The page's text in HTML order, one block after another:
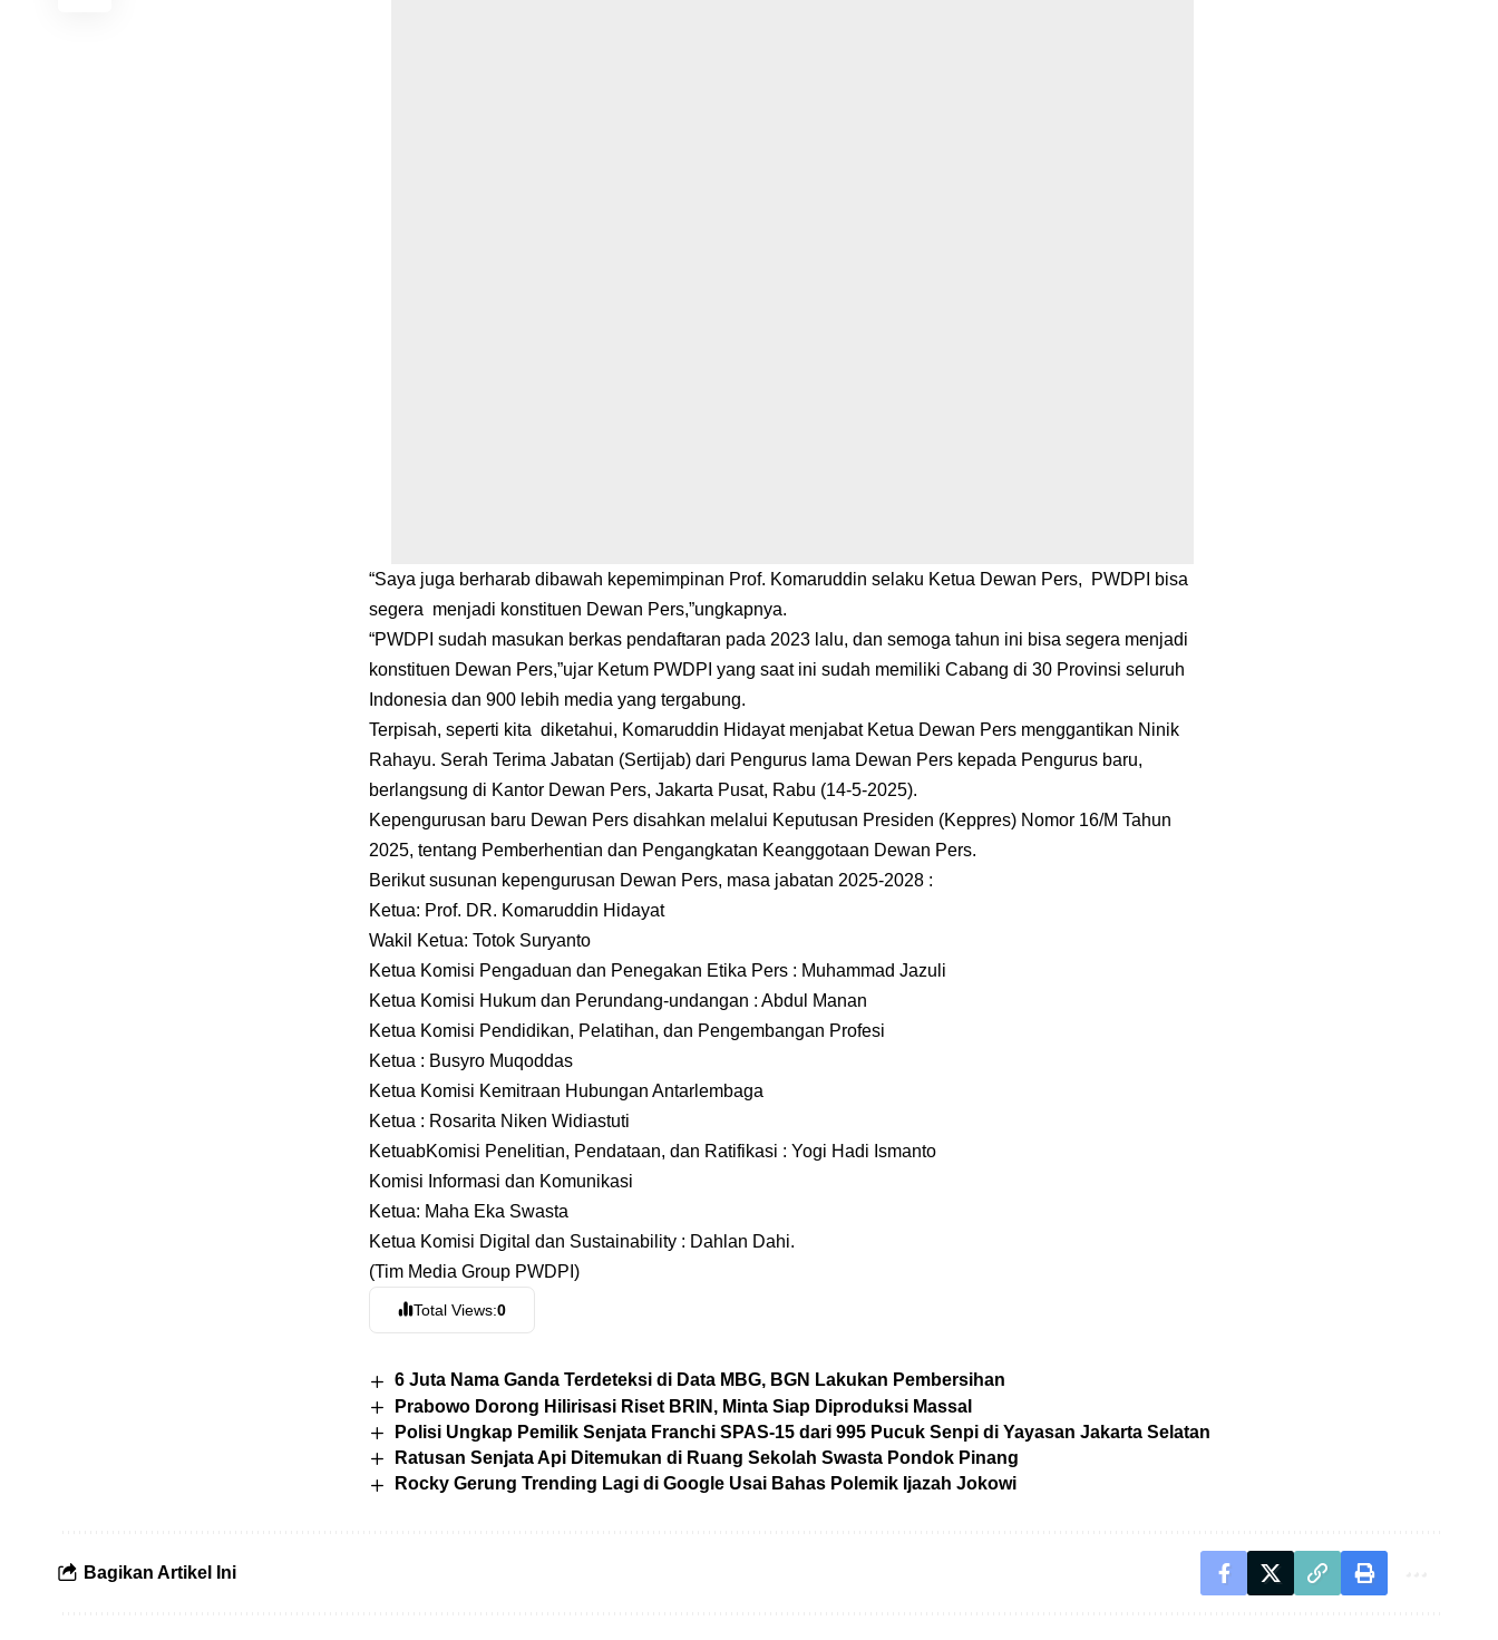
“Saya juga berharab dibawah kepemimpinan Prof. Komaruddin selaku Ketua Dewan Pers, PWDPI bisa
segera menjadi konstituen Dewan Pers,”ungkapnya.
“PWDPI sudah masukan berkas pendaftaran pada 2023 lalu, dan semoga tahun ini bisa segera menjadi
konstituen Dewan Pers,”ujar Ketum PWDPI yang saat ini sudah memiliki Cabang di 30 Provinsi seluruh
Indonesia dan 900 lebih media yang tergabung.
Terpisah, seperti kita diketahui, Komaruddin Hidayat menjabat Ketua Dewan Pers menggantikan Ninik
Rahayu. Serah Terima Jabatan (Sertijab) dari Pengurus lama Dewan Pers kepada Pengurus baru,
berlangsung di Kantor Dewan Pers, Jakarta Pusat, Rabu (14-5-2025).
Kepengurusan baru Dewan Pers disahkan melalui Keputusan Presiden (Keppres) Nomor 16/M Tahun
2025, tentang Pemberhentian dan Pengangkatan Keanggotaan Dewan Pers.
Berikut susunan kepengurusan Dewan Pers, masa jabatan 2025-2028 :
Ketua: Prof. DR. Komaruddin Hidayat
Wakil Ketua: Totok Suryanto
Ketua Komisi Pengaduan dan Penegakan Etika Pers : Muhammad Jazuli
Ketua Komisi Hukum dan Perundang-undangan : Abdul Manan
Ketua Komisi Pendidikan, Pelatihan, dan Pengembangan Profesi
Ketua : Busyro Muqoddas
Ketua Komisi Kemitraan Hubungan Antarlembaga
Ketua : Rosarita Niken Widiastuti
KetuabKomisi Penelitian, Pendataan, dan Ratifikasi : Yogi Hadi Ismanto
Komisi Informasi dan Komunikasi
Ketua: Maha Eka Swasta
Ketua Komisi Digital dan Sustainability : Dahlan Dahi.
(Tim Media Group PWDPI)
Total Views:0
6 Juta Nama Ganda Terdeteksi di Data MBG, BGN Lakukan Pembersihan
Prabowo Dorong Hilirisasi Riset BRIN, Minta Siap Diproduksi Massal
Polisi Ungkap Pemilik Senjata Franchi SPAS-15 dari 995 Pucuk Senpi di Yayasan Jakarta Selatan
Ratusan Senjata Api Ditemukan di Ruang Sekolah Swasta Pondok Pinang
Rocky Gerung Trending Lagi di Google Usai Bahas Polemik Ijazah Jokowi
Bagikan Artikel Ini